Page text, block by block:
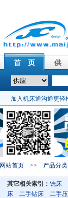
首 页 供
加入机床通沟通更轻
网站首页>> 产品分类
其它相关索引： 铣床
床
二手钻床 二手